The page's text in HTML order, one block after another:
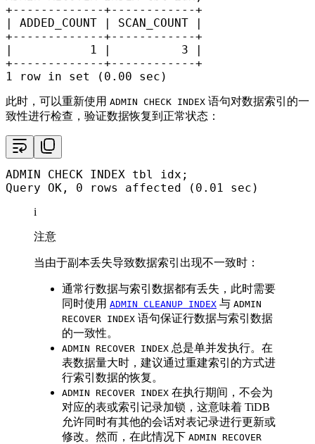
+-------------+------------+
|
ADDED_COUNT | SCAN_COUNT
|
+-------------+------------+
|
1 | 3
|
+-------------+------------+
1
row in set ( 0.00 sec)
此时，可以重新使用 ADMIN CHECK INDEX 语句对数据索引的一
致性进行检查，验证数据恢复到正常状态：
ADMIN CHECK INDEX tbl idx;
Query OK, 0 rows affected ( 0.01 sec)
i
注意
当由于副本丢失导致数据索引出现不一致时：
通常行数据与索引数据都有丢失，此时需要
同时使用 ADMIN CLEANUP INDEX 与 ADMIN
RECOVER INDEX 语句保证行数据与索引数据
的一致性。
ADMIN RECOVER INDEX 总是单并发执行。在
表数据量大时，建议通过重建索引的方式进
行索引数据的恢复。
ADMIN RECOVER INDEX 在执行期间，不会为
对应的表或索引记录加锁，这意味着 TiDB
允许同时有其他的会话对表记录进行更新或
修改。然而，在此情况下 ADMIN RECOVER